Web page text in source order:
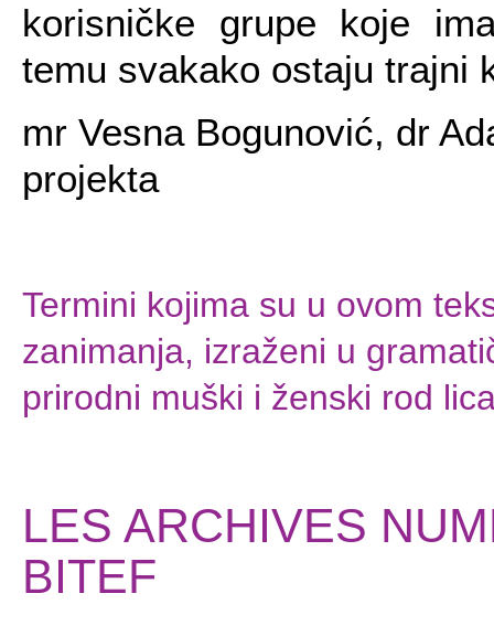
korisničke grupe koje
temu svakako ostaju trajni
mr Vesna Bogunović, dr
projekta
Termini kojima su u ovom
zanimanja, izraženi u
prirodni muški i ženski rod
LES ARCHIVES
BITEF